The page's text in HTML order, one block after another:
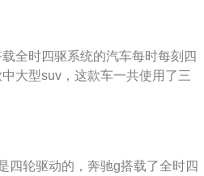
头现象，这种悬架可以提高汽车
提高汽车的越野性能和脱困能
说明消费者对于这款车的认可度
全时四驱系统的汽车每时每刻四
大型suv，这款车一共使用了三
，高功率版2.0升涡轮增压发动
涡轮增压发动机拥有186马力和32
为4100到6000转每分钟，最大扭
涡轮增压发动机拥有220马力和3
四轮驱动的，奔驰g搭载了全时四